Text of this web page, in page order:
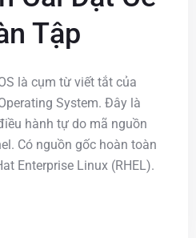
Tập
là cụm từ viết tắt của
System. Đây là
hành tự do mã nguồn
Có nguồn gốc hoàn toàn
Enterprise Linux (RHEL).